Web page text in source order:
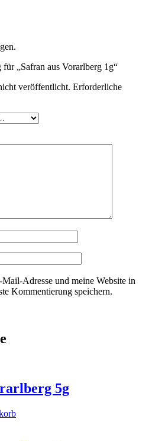
„Safran aus Vorarlberg 1g“
veröffentlicht. Erforderliche
Adresse und meine Website in
Kommentierung speichern.
5g